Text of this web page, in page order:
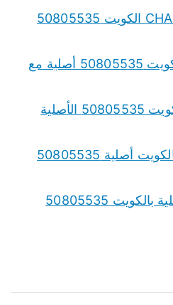
قطع غيار شانجان CHANGAN الكويت 50805535
قطع غيار دومي Domi الكويت 50805535 أصلية مع
قطع غيار جيلي Geely الكويت 50805535 الأصلية
قطع غيار جيتور Jetour بالكويت أصلية 50805535
قطع غيار بايك BAIC الأصلية بالكويت 50805535